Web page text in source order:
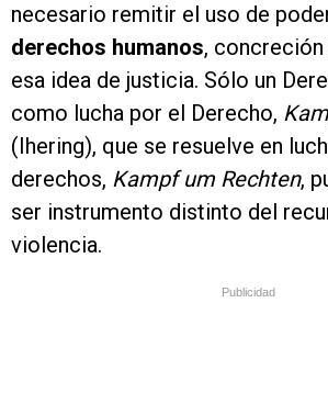
necesario remitir el uso de
derechos humanos,
esa idea de justicia. Sólo un
como lucha por el Derecho,
(Ihering), que se resuelve en
derechos, Kampf um Rechten,
ser instrumento distinto del
violencia.
Publicidad